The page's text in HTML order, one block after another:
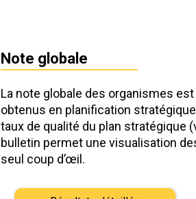
Note globale
La note globale des organismes
obtenus en planification
taux de qualité du plan stratégique
bulletin permet une visualisation
seul coup d’œil.